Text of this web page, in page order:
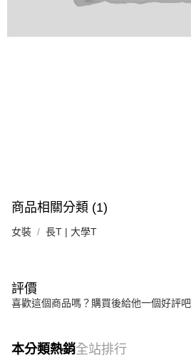
商品相關分類 (1)
女裝 長T | 大學T
評價
喜歡這個商品嗎？購買後給他一個好評吧
本分類熱銷全站排行